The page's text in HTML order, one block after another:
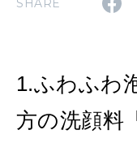
SHARE
1.ふわふわ
方の洗顔料